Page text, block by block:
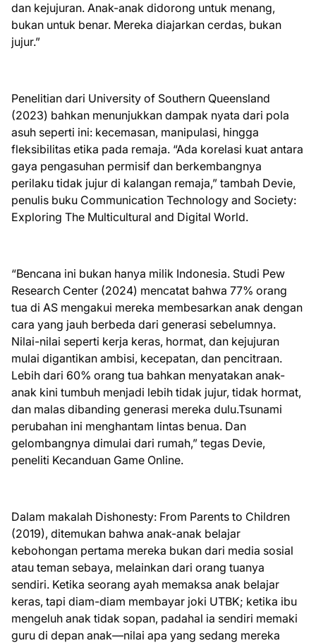
dan kejujuran. Anak-anak didorong untuk menang,
bukan untuk benar. Mereka diajarkan cerdas, bukan
jujur.”
Penelitian dari University of Southern Queensland
(2023) bahkan menunjukkan dampak nyata dari pola
asuh seperti ini: kecemasan, manipulasi, hingga
fleksibilitas etika pada remaja. “Ada korelasi kuat antara
gaya pengasuhan permisif dan berkembangnya
perilaku tidak jujur di kalangan remaja,” tambah Devie,
penulis buku Communication Technology and Society:
Exploring The Multicultural and Digital World.
“Bencana ini bukan hanya milik Indonesia. Studi Pew
Research Center (2024) mencatat bahwa 77% orang
tua di AS mengakui mereka membesarkan anak dengan
cara yang jauh berbeda dari generasi sebelumnya.
Nilai-nilai seperti kerja keras, hormat, dan kejujuran
mulai digantikan ambisi, kecepatan, dan pencitraan.
Lebih dari 60% orang tua bahkan menyatakan anak-
anak kini tumbuh menjadi lebih tidak jujur, tidak hormat,
dan malas dibanding generasi mereka dulu.Tsunami
perubahan ini menghantam lintas benua. Dan
gelombangnya dimulai dari rumah,” tegas Devie,
peneliti Kecanduan Game Online.
Dalam makalah Dishonesty: From Parents to Children
(2019), ditemukan bahwa anak-anak belajar
kebohongan pertama mereka bukan dari media sosial
atau teman sebaya, melainkan dari orang tuanya
sendiri. Ketika seorang ayah memaksa anak belajar
keras, tapi diam-diam membayar joki UTBK; ketika ibu
mengeluh anak tidak sopan, padahal ia sendiri memaki
guru di depan anak—nilai apa yang sedang mereka